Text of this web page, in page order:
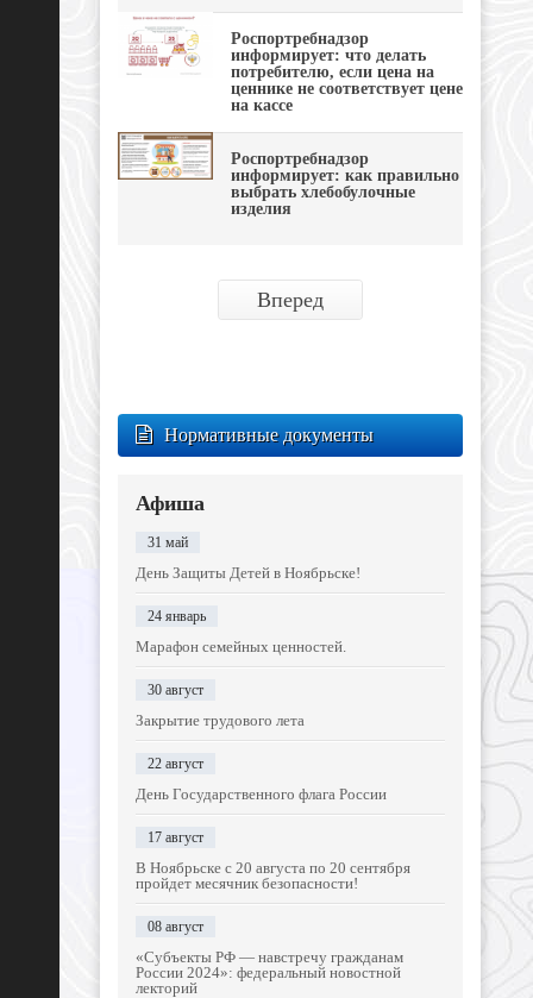
Роспортребнадзор
информирует: что делать
потребителю, если цена на
ценнике не соответствует цене
на кассе
Роспортребнадзор
информирует: как правильно
выбрать хлебобулочные
изделия
Вперед
Нормативные документы
Афиша
31 май
День Защиты Детей в Ноябрьске!
24 январь
Марафон семейных ценностей.
30 август
Закрытие трудового лета
22 август
День Государственного флага России
17 август
В Ноябрьске с 20 августа по 20 сентября
пройдет месячник безопасности!
08 август
«Субъекты РФ — навстречу гражданам
России 2024»: федеральный новостной
лекторий